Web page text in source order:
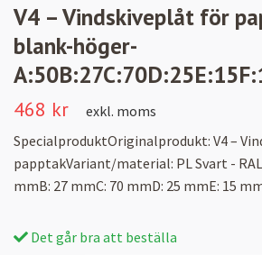
V4 – Vindskiveplåt för
blank-höger-
468 kr
exkl. moms
SpecialproduktOriginalprodukt: V4 –
papptakVariant/material: PL Svart -
mmB: 27 mmC: 70 mmD: 25 mmE: 15
Det går bra att beställa